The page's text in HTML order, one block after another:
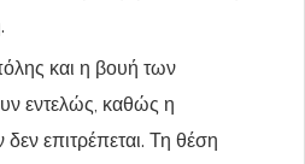
και η βουή των
εντελώς, καθώς η
επιτρέπεται. Τη θέση